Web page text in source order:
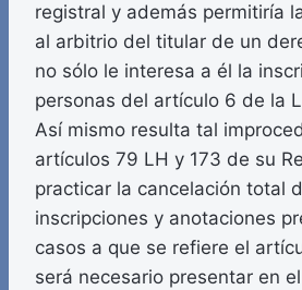
registral y además permitiría
al arbitrio del titular de un
no sólo le interesa a él la
personas del artículo 6 de la
Así mismo resulta tal
artículos 79 LH y 173 de su
practicar la cancelación total
inscripciones y anotaciones
casos a que se refiere el
será necesario presentar en